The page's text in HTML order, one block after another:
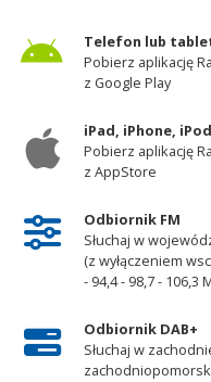
Telefon lub
Pobierz aplikację
z Google Play
iPad, iPhone, iPod
Pobierz aplikację
z AppStore
Odbiornik FM
Słuchaj w
(z wyłączeniem
- 94,4 - 98,7 - 106,3
Odbiornik DAB+
Słuchaj w